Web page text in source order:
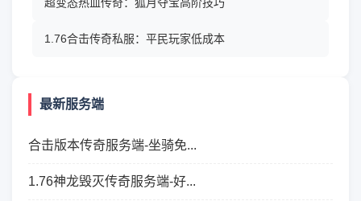
1.76合击传奇私服：平民玩家低成本
最新服务端
合击版本传奇服务端-坐骑免...
1.76神龙毁灭传奇服务端-好...